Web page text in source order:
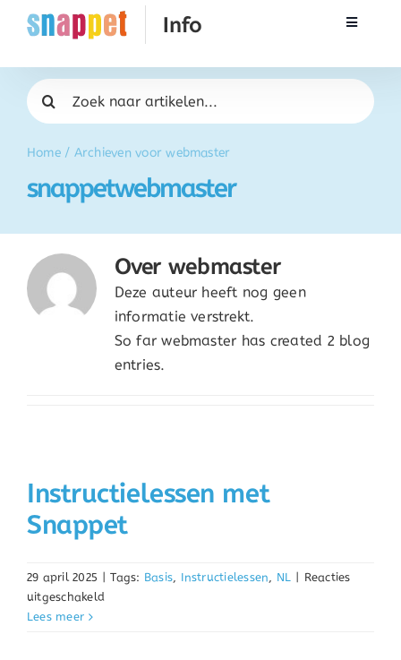
naar
Toggle
Rekenen
Taal & Spelling
Werken met Snappet
Activatie
Home/ Archieven voor webmaster
snappetwebmaster
Zoeken
naar:
Over webmaster
Deze auteur heeft nog geen
informatie verstrekt.
So far webmaster has created 2 blog
entries.
Instructielessen met
Snappet
29 april 2025 | Tags: Basis, Instructielessen, NL | Reacties
uitgeschakeldvoor
Lees meer